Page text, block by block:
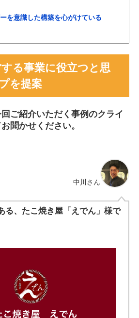
を意識した構築を心がけている
る事業に役立つと思
を提案
ご紹介いただく事例のクライ
聞かせください。
中川さん
る、たこ焼き屋「えでん」様で